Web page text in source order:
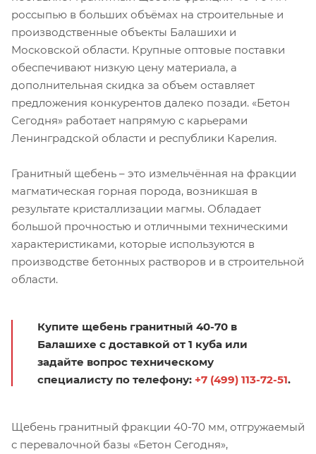
россыпью в больших объёмах на строительные и
производственные объекты Балашихи и
Московской области. Крупные оптовые поставки
обеспечивают низкую цену материала, а
дополнительная скидка за объем оставляет
предложения конкурентов далеко позади. «Бетон
Сегодня» работает напрямую с карьерами
Ленинградской области и республики Карелия.
Гранитный щебень – это измельчённая на фракции
магматическая горная порода, возникшая в
результате кристаллизации магмы. Обладает
большой прочностью и отличными техническими
характеристиками, которые используются в
производстве бетонных растворов и в строительной
области.
Купите щебень гранитный 40-70 в
Балашихе с доставкой от 1 куба или
задайте вопрос техническому
специалисту по телефону: +7 (499) 113-72-51.
Щебень гранитный фракции 40-70 мм, отгружаемый
с перевалочной базы «Бетон Сегодня»,